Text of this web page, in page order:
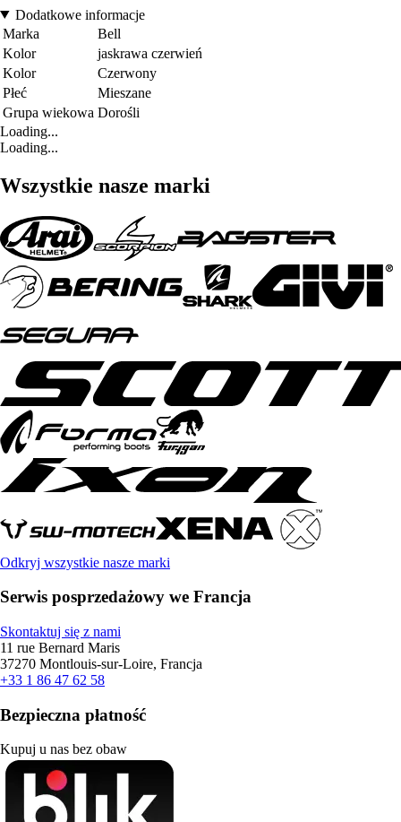
Dodatkowe informacje
Marka
Bell
Kolor
jaskrawa czerwień
Kolor
Czerwony
Płeć
Mieszane
Grupa wiekowa Dorośli
Loading...
Loading...
Wszystkie nasze marki
Odkryj wszystkie nasze marki
Serwis posprzedażowy we Francja
Skontaktuj się z nami
11 rue Bernard Maris
37270 Montlouis-sur-Loire, Francja
+33 1 86 47 62 58
Bezpieczna płatność
Kupuj u nas bez obaw